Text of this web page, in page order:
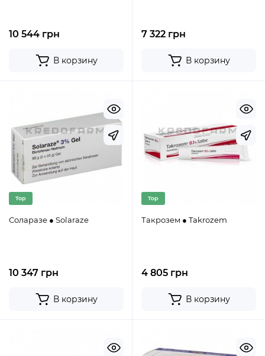
10 544 грн
В корзину
7 322 грн
В корзину
Top
Соларазе ● Solaraze
10 347 грн
В корзину
Top
Такрозем ● Takrozem
4 805 грн
В корзину